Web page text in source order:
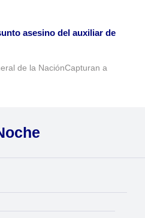
asesino del auxiliar de
de la NaciónCapturan a